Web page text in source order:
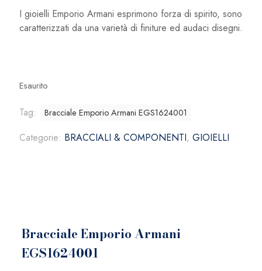
119,00 €.100,00 €.
I gioielli Emporio Armani esprimono forza di spirito, sono
caratterizzati da una varietà di finiture ed audaci disegni.
Esaurito
Tag: Bracciale Emporio Armani EGS1624001
Categorie: BRACCIALI & COMPONENTI, GIOIELLI
Bracciale Emporio Armani
EGS1624001